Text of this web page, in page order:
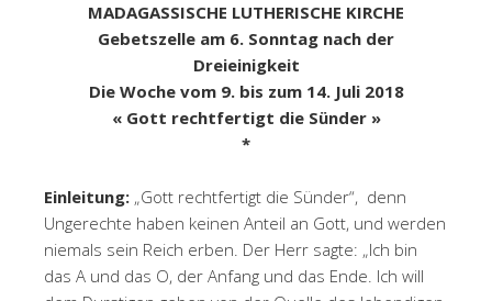
MADAGASSISCHE LUTHERISCHE KIRCHE
Gebetszelle am 6. Sonntag nach der
Dreieinigkeit
Die Woche vom 9. bis zum 14. Juli 2018
« Gott rechtfertigt die Sünder »
*
Einleitung: „Gott rechtfertigt die Sünder“, denn
Ungerechte haben keinen Anteil an Gott, und werden
niemals sein Reich erben. Der Herr sagte: „Ich bin
das A und das O, der Anfang und das Ende. Ich will